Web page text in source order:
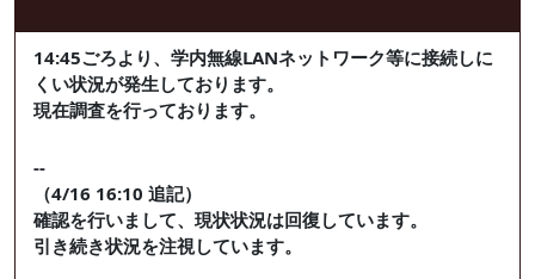
14:45ごろより、学内無線LANネットワーク等に接続しに
くい状況が発生しております。
現在調査を行っております。
--
（4/16 16:10 追記）
確認を行いまして、現状状況は回復しています。
引き続き状況を注視しています。